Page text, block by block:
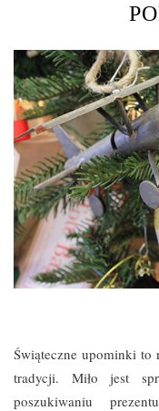
Świąteczne upominki to
tradycji. Miło jest
poszukiwaniu